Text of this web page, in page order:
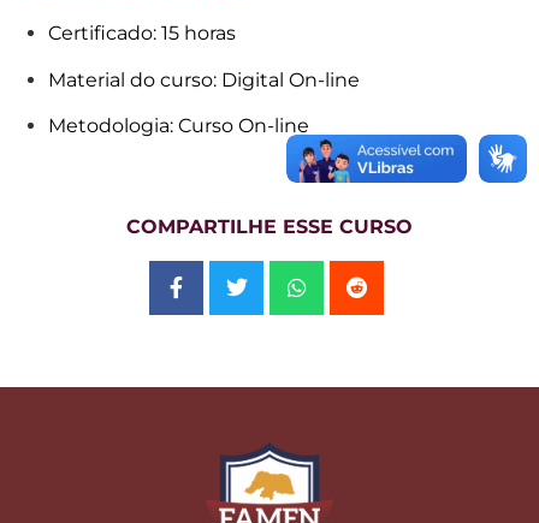
Certificado: 15 horas
Material do curso: Digital On-line
Metodologia: Curso On-line
COMPARTILHE ESSE CURSO